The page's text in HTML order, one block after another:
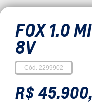
FOX 1.0
8V
Cód. 2299902
R$